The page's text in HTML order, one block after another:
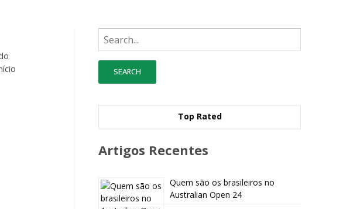
Busque:
Top Rated
Artigos Recentes
Quem são os brasileiros no
Australian Open 24